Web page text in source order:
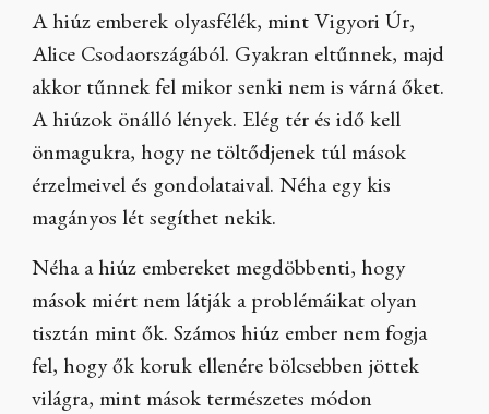
A hiúz emberek olyasfélék, mint Vigyori Úr,
Alice Csodaországából. Gyakran eltűnnek, majd
akkor tűnnek fel mikor senki nem is várná őket.
A hiúzok önálló lények. Elég tér és idő kell
önmagukra, hogy ne töltődjenek túl mások
érzelmeivel és gondolataival. Néha egy kis
magányos lét segíthet nekik.
Néha a hiúz embereket megdöbbenti, hogy
mások miért nem látják a problémáikat olyan
tisztán mint ők. Számos hiúz ember nem fogja
fel, hogy ők koruk ellenére bölcsebben jöttek
világra, mint mások természetes módon